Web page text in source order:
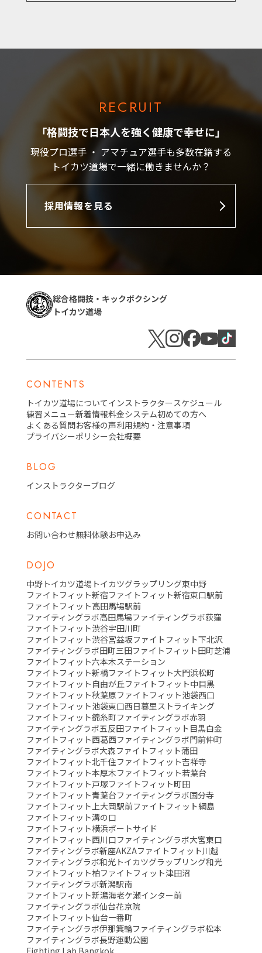
RECRUIT
「格闘技で日本人を強く健康で幸せに」
現役プロ選手 ・ アマチュア選手も多数在籍する
トイカツ道場で一緒に働きませんか？
採用情報を見る
総合格闘技・キックボクシング
トイカツ道場
CONTENTS
トイカツ道場についてインストラクタースケジュール
練習メニュー新着情報料金システム初めての方へ
よくある質問お客様の声利用規約・注意事項
プライバシーポリシー会社概要
BLOG
インストラクターブログ
CONTACT
お問い合わせ無料体験お申込み
DOJO
中野トイカツ道場 トイカツグラップリング東中野
ファイトフィット新宿ファイトフィット新宿東口駅前
ファイトフィット高田馬場駅前
ファイティングラボ高田馬場ファイティングラボ荻窪
ファイトフィット渋谷宇田川町
ファイトフィット渋谷宮益坂ファイトフィット下北沢
ファイティングラボ田町三田ファイトフィット田町芝浦
ファイトフィット六本木ステーション
ファイトフィット新橋ファイトフィット大門浜松町
ファイトフィット自由が丘ファイトフィット中目黒
ファイトフィット秋葉原ファイトフィット池袋西口
ファイトフィット池袋東口西日暮里ストライキング
ファイトフィット錦糸町ファイティングラボ赤羽
ファイティングラボ五反田ファイトフィット目黒白金
ファイトフィット西葛西ファイティングラボ門前仲町
ファイティングラボ大森ファイトフィット蒲田
ファイトフィット北千住ファイトフィット吉祥寺
ファイトフィット本厚木ファイトフィット若葉台
ファイトフィット戸塚ファイトフィット町田
ファイトフィット青葉台ファイティングラボ国分寺
ファイトフィット上大岡駅前ファイトフィット綱島
ファイトフィット溝の口
ファイトフィット横浜ポートサイド
ファイトフィット西川口ファイティングラボ大宮東口
ファイティングラボ新座AKZAファイトフィット川越
ファイティングラボ和光トイカツグラップリング和光
ファイトフィット柏ファイトフィット津田沼
ファイティングラボ新潟駅南
ファイトフィット新潟海老ケ瀬インター前
ファイティングラボ仙台花京院
ファイトフィット仙台一番町
ファイティングラボ伊那箕輪ファイティングラボ松本
ファイティングラボ長野運動公園